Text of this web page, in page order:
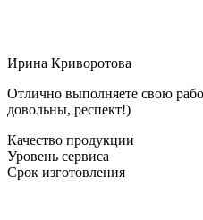
Ирина Криворотова
Отлично выполняете свою
довольны, респект!)
Качество продукции
Уровень сервиса
Срок изготовления